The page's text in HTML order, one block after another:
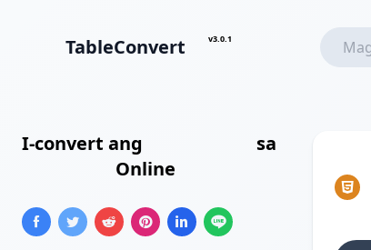
TableConvert v3.0.1
I-convert ang
sa
Online